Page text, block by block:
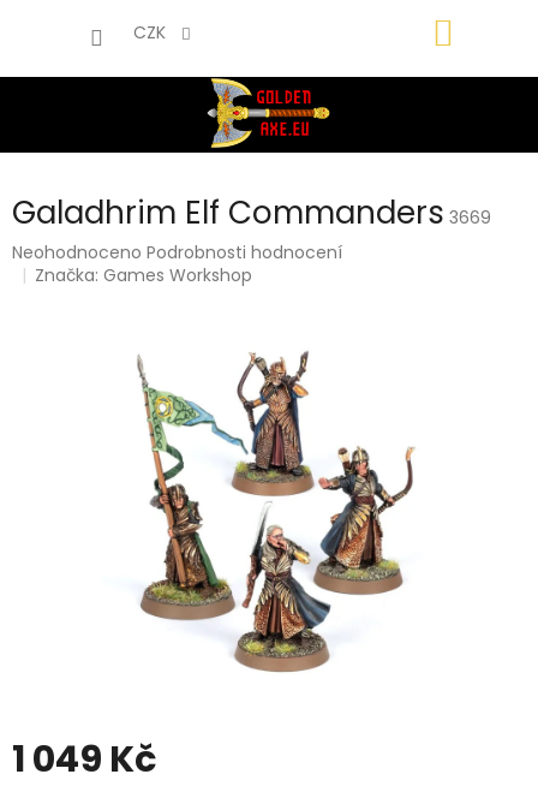
CZK
Galadhrim Elf Commanders 3669
Průměrné
hodnocení
Neohodnoceno Podrobnosti hodnocení
Značka:Games Workshop
1 049 Kč